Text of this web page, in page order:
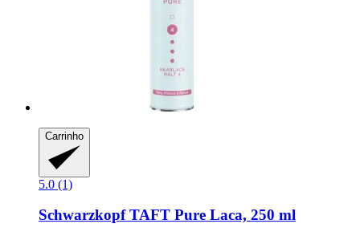
Carrinho
5.0 (1)
SchwarzkopfTAFT Pure Laca, 250 ml